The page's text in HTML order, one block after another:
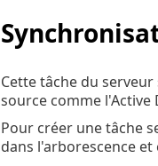
Cette tâche du
source comme l'Active
Pour créer une tâche
dans l'arborescence et